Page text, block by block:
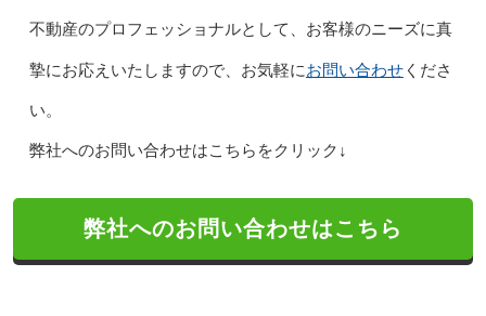
不動産のプロフェッショナルとして、お客様のニーズに真
摯にお応えいたしますので、お気軽にお問い合わせくださ
い。
弊社へのお問い合わせはこちらをクリック↓
弊社へのお問い合わせはこちら